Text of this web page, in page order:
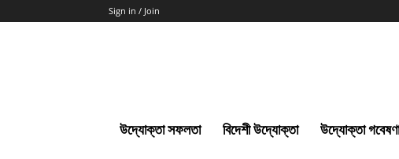
Sign in / Join
উদ্যোক্তা সফলতা বিদেশী উদ্যোক্তা উদ্যোক্তা